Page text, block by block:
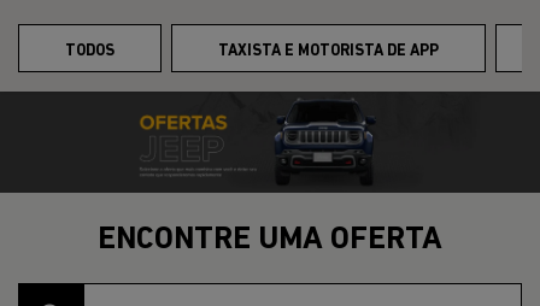
TODOS TAXISTA E MOTORISTA DE APP
ENCONTRE UMA OFERTA